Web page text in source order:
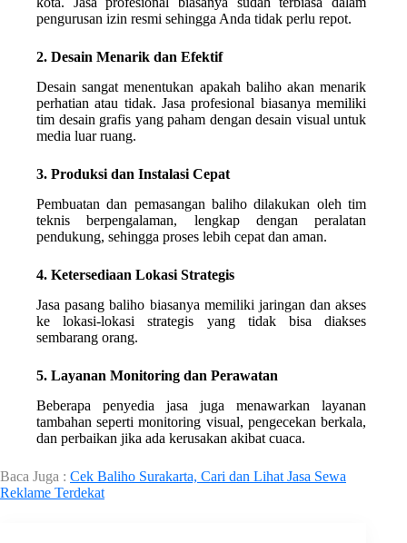
pengurusan izin resmi sehingga Anda tidak perlu repot.
2. Desain Menarik dan Efektif
Desain sangat menentukan apakah baliho akan menarik
perhatian atau tidak. Jasa profesional biasanya memiliki
tim desain grafis yang paham dengan desain visual untuk
media luar ruang.
3. Produksi dan Instalasi Cepat
Pembuatan dan pemasangan baliho dilakukan oleh tim
teknis berpengalaman, lengkap dengan peralatan
pendukung, sehingga proses lebih cepat dan aman.
4. Ketersediaan Lokasi Strategis
Jasa pasang baliho biasanya memiliki jaringan dan akses
ke lokasi-lokasi strategis yang tidak bisa diakses
sembarang orang.
5. Layanan Monitoring dan Perawatan
Beberapa penyedia jasa juga menawarkan layanan
tambahan seperti monitoring visual, pengecekan berkala,
dan perbaikan jika ada kerusakan akibat cuaca.
Baca Juga : Cek Baliho Surakarta, Cari dan Lihat Jasa Sewa
Reklame Terdekat